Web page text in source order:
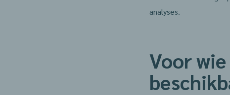
analyses.
Voor